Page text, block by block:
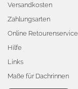
Versandkosten
Zahlungsarten
Online Retourenservice
Hilfe
Links
Maße für Dachrinnen